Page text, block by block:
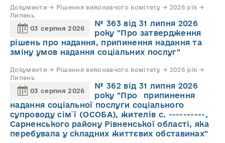
Документи → Рішення виконавчого комітету → 2026 рік →
Липень
03 серпня 2026
№ 363 від 31 липня 2026
року "Про затвердження
рішень про надання, припинення надання та
зміну умов надання соціальних послуг"
Документи → Рішення виконавчого комітету → 2026 рік →
Липень
03 серпня 2026
№ 362 від 31 липня 2026
року "Про припинення
надання соціальної послуги соціального
супроводу cім`ї (ОСОБА), жителів с. ----------,
Сарненського району Рівненської області, яка
перебувала у складних життєвих обставинах"